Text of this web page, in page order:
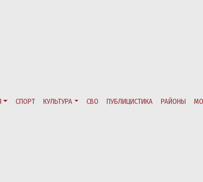
СПОРТ КУЛЬТУРА СВО ПУБЛИЦИСТИКА РАЙОНЫ